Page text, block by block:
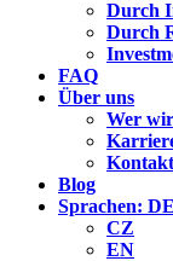
Durch
Durch
FAQ
Über uns
Wer
Kontakt
Blog
Sprachen: DE
CZ
EN